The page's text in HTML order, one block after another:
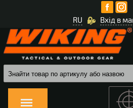
Вхід в
RU